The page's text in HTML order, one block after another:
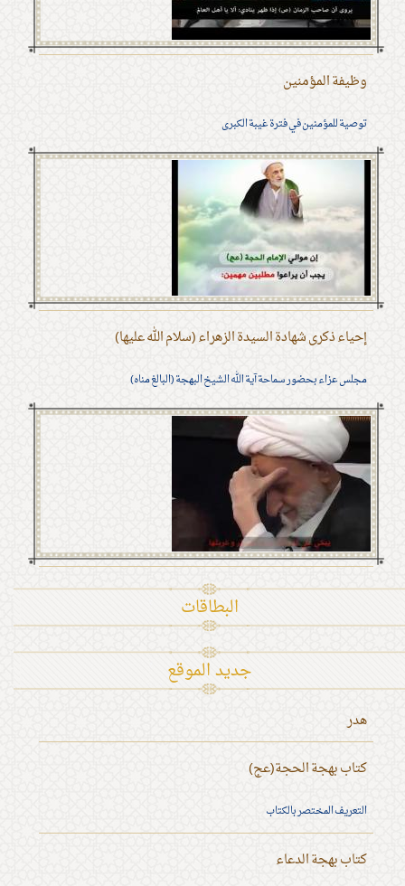
وظيفة المؤمنين
توصية للمؤمنين في فترة غيبة الكبرى
إحياء ذكرى شهادة السيدة الزهراء (سلام الله عليها)
مجلس عزاء بحضور سماحة آية الله الشيخ البهجة (البالغ مناه)
البطاقات
جديد الموقع
هدر
كتاب بهجة الحجة(عج)
التعريف المختصر بالكتاب
كتاب بهجة الدعاء